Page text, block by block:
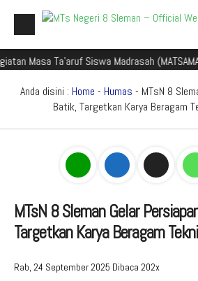
Beranda
Profil Madrasah
Aplikasi Madrasah
PMBM
Perpustakaan Madyadesta
Siswa Madrasah (MATSAMA) Tahun
Anda disini : Home - Humas - MTsN 8
Batik, Targetkan Karya Beragam
MTsN 8 Sleman Gelar
Targetkan Karya Beragam
Rab, 24 September 2025 Dibaca 202x